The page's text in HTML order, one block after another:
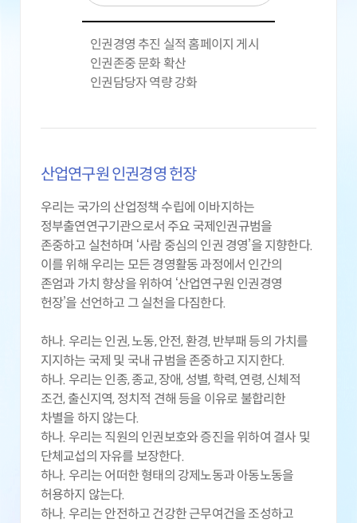
인권경영 추진 실적 홈페이지 게시
인권존중 문화 확산
인권담당자 역량 강화
산업연구원 인권경영 헌장
우리는 국가의 산업정책 수립에 이바지하는
정부출연연구기관으로서 주요 국제인권규범을
존중하고 실천하며 ‘사람 중심의 인권 경영’을 지향한다.
이를 위해 우리는 모든 경영활동 과정에서 인간의
존엄과 가치 향상을 위하여 ‘산업연구원 인권경영
헌장’을 선언하고 그 실천을 다짐한다.
하나. 우리는 인권, 노동, 안전, 환경, 반부패 등의 가치를
지지하는 국제 및 국내 규범을 존중하고 지지한다.
하나. 우리는 인종, 종교, 장애, 성별, 학력, 연령, 신체적
조건, 출신지역, 정치적 견해 등을 이유로 불합리한
차별을 하지 않는다.
하나. 우리는 직원의 인권보호와 증진을 위하여 결사 및
단체교섭의 자유를 보장한다.
하나. 우리는 어떠한 형태의 강제노동과 아동노동을
허용하지 않는다.
하나. 우리는 안전하고 건강한 근무여건을 조성하고